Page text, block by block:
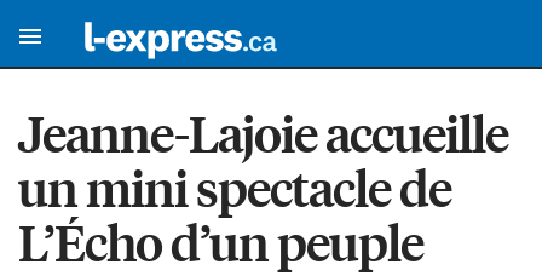
Jeanne-Lajoie accueille
un mini spectacle de
L’Écho d’un peuple